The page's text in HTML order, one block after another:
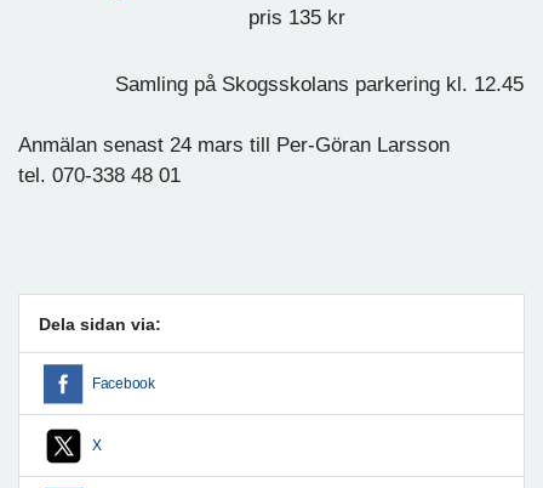
pris 135 kr
Samling på Skogsskolans parkering kl. 12.45
Anmälan senast 24 mars till Per-Göran Larsson
tel. 070-338 48 01
Dela sidan via:
Facebook
X